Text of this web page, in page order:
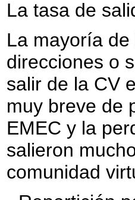
La tasa de
La mayoría
direcciones o
salir de la CV
muy breve de
EMEC y la
salieron
comunidad